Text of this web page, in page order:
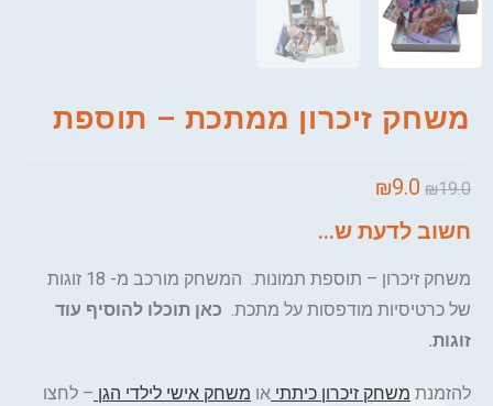
משחק זיכרון ממתכת – תוספת
₪19.0
₪9.0
חשוב לדעת ש...
משחק זיכרון – תוספת תמונות. המשחק מורכב מ- 18 זוגות
של כרטיסיות מודפסות על מתכת. כאן תוכלו להוסיף עוד
זוגות.
להזמנת משחק זיכרון כיתתי או משחק אישי לילדי הגן – לחצו